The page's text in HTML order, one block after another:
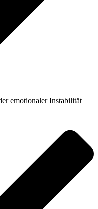
emotionaler Instabilität